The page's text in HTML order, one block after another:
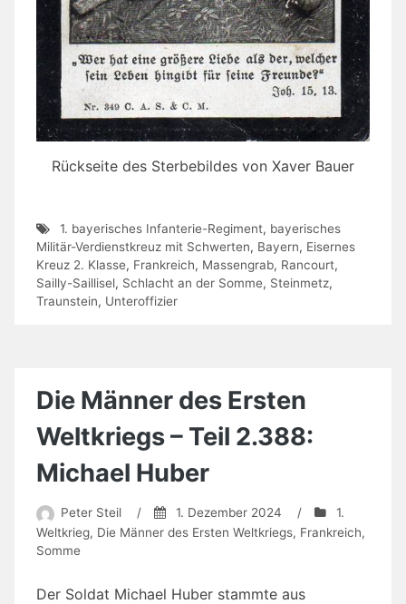
Rückseite des Sterbebildes von Xaver Bauer
1. bayerisches Infanterie-Regiment, bayerisches
Militär-Verdienstkreuz mit Schwerten, Bayern, Eisernes
Kreuz 2. Klasse, Frankreich, Massengrab, Rancourt,
Sailly-Saillisel, Schlacht an der Somme, Steinmetz,
Traunstein, Unteroffizier
Die Männer des Ersten
Weltkriegs – Teil 2.388:
Michael Huber
Peter Steil / 1. Dezember 2024 /
1.
Weltkrieg, Die Männer des Ersten Weltkriegs, Frankreich,
Somme
Der Soldat Michael Huber stammte aus